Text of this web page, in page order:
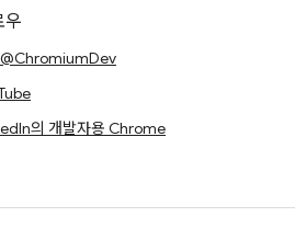
우
의 개발자용 Chrome